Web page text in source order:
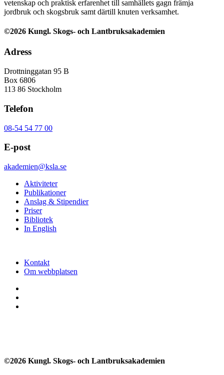
vetenskap och praktisk erfarenhet till samhällets gagn främja
jordbruk och skogsbruk samt därtill knuten verksamhet.
©2026 Kungl. Skogs- och Lantbruksakademien
Adress
Drottninggatan 95 B
Box 6806
113 86 Stockholm
Telefon
08-54 54 77 00
E-post
akademien@ksla.se
Aktiviteter
Publikationer
Anslag & Stipendier
Priser
Bibliotek
In English
Kontakt
Om webbplatsen
©2026 Kungl. Skogs- och Lantbruksakademien